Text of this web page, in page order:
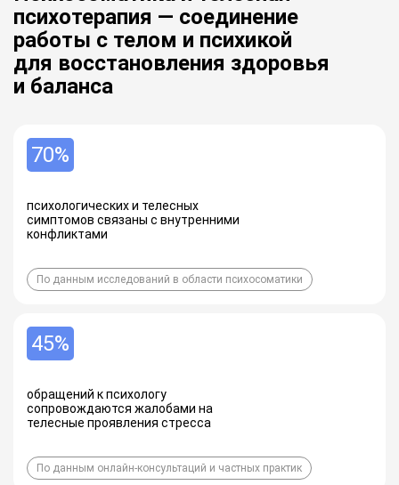
психотерапия — соединение
работы с телом и психикой
для восстановления здоровья
и баланса
70%
психологических и телесных
симптомов связаны с внутренними
конфликтами
По данным исследований в области психосоматики
45%
обращений к психологу
сопровождаются жалобами на
телесные проявления стресса
По данным онлайн-консультаций и частных практик